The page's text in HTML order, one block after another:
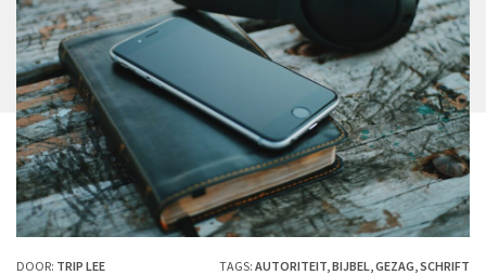
DOOR: TRIP LEE TAGS: AUTORITEIT BIJBEL GEZAG SCHRIFT